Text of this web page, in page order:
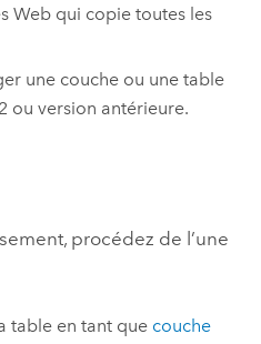
Web qui copie toutes les
une couche ou une table
ou version antérieure.
procédez de l’une
table en tant que couche